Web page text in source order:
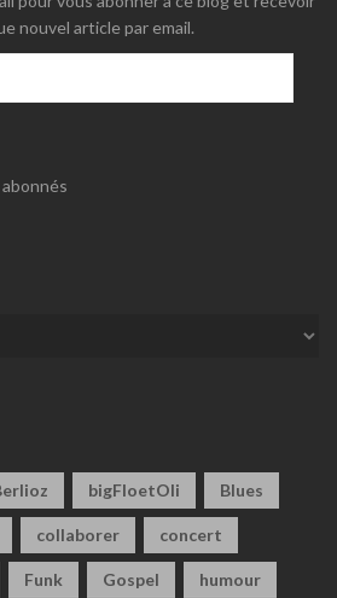
nouvel article par email.
bigFloetOli Blues
collaborer concert
Funk Gospel humour